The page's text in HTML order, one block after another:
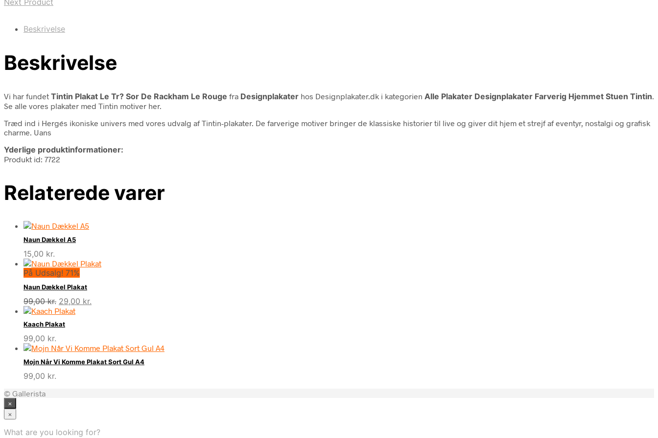
Beskrivelse
Beskrivelse
Vi har fundet Tintin Plakat Le Tr? Sor De Rackham Le Rouge fra Designplakater hos Designplakater.dk i kategorien Alle Plakater Designplakater Farverig Hjemmet Stuen Tintin
Se alle vores plakater med Tintin motiver her.
Træd ind i Hergés ikoniske univers med vores udvalg af Tintin-plakater. De farverige motiver bringer de klassiske historier til live og giver dit hjem et strejf af eventyr, nostalgi og grafisk
charme. Uans
Yderlige produktinformationer:
Produkt id: 7722
Relaterede varer
Naun Dækkel A5
15,00 kr.
På Udsalg! 71%
Naun Dækkel Plakat
99,00kr. Den
oprindelige
pris
var:
29,00 kr.
Kaach Plakat
99,00 kr.
Mojn Når Vi Komme Plakat Sort Gul A4
99,00 kr.
© Gallerista
×
×
What are you looking for?